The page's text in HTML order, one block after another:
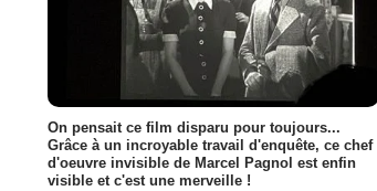
On pensait ce film disparu pour toujours...
Grâce à un incroyable travail d'enquête, ce chef
d'oeuvre invisible de Marcel Pagnol est enfin
visible et c'est une merveille !